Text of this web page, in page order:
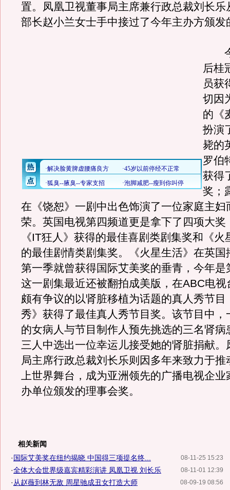
置。凤凰卫视董事局主席兼行政总裁刘长乐
部长赵小兰女士手中接过了今年主办方颁发
今
后桂
员
切因
的《
扮演
毙的
罗伯
获得
奖；
在《饶恕》一剧中出色饰演了一位家庭主妇
荣。英国电视第四频道更是拿下了四项大奖
《IT狂人》获得的最佳喜剧类剧集奖和《火
的最佳剧情类剧集奖。《火星生活》在英国
第一季就曾获得国际艾美奖的垂青，今年是
这一剧集最近还被翻拍成美版，在ABC电视
颇有争议的以肾脏移植为话题的真人秀节目
秀》获得了最佳真人秀节目奖。该节目中，
的女病人与节目制作人预先挑选的三名肾病
三人中选出一位幸运儿接受她的肾脏捐献。
局主席行政总裁刘长乐则因多年来致力于推
上世界舞台，成为亚洲领先的广播电视企业
办单位颁发的理事会奖。
相关新闻
08-11-25 15:23
·国际艾美奖在纽约揭晓 中国得三项提名终...
08-11-01 12:39
·全体大会世界级嘉宾精彩演讲 凤凰卫视 刘长乐
08-09-19 08:56
· 从赵薇到林无敌 周星驰成丑女打造大师